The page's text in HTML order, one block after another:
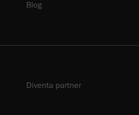
Blog
Diventa partner